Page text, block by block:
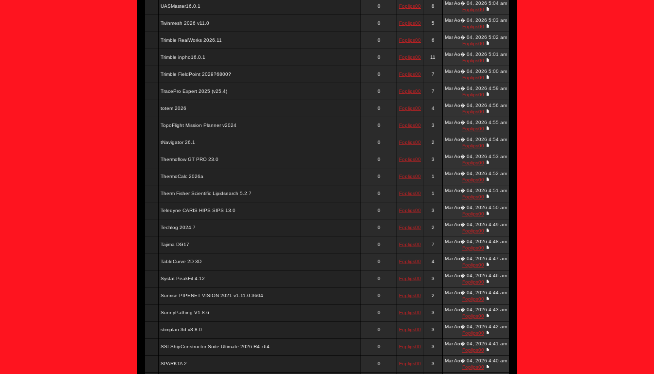
UASMaster16.0.1 0 Foplips00 8
Mar Ao� 04, 2026 5:04 am
Foplips00
Twinmesh 2026 v11.0 0 Foplips00 5
Mar Ao� 04, 2026 5:03 am
Foplips00
Trimble RealWorks 2026.11 0 Foplips00 6
Mar Ao� 04, 2026 5:02 am
Foplips00
Trimble inpho16.0.1 0 Foplips00 11
Mar Ao� 04, 2026 5:01 am
Foplips00
Trimble FieldPoint 2029?6800? 0 Foplips00 7
Mar Ao� 04, 2026 5:00 am
Foplips00
TracePro Expert 2025 (v25.4) 0 Foplips00 7
Mar Ao� 04, 2026 4:59 am
Foplips00
totem 2026 0 Foplips00 4
Mar Ao� 04, 2026 4:56 am
Foplips00
TopoFlight Mission Planner v2024 0 Foplips00 3
Mar Ao� 04, 2026 4:55 am
Foplips00
tNavigator 26.1 0 Foplips00 2
Mar Ao� 04, 2026 4:54 am
Foplips00
Thermoflow GT PRO 23.0 0 Foplips00 3
Mar Ao� 04, 2026 4:53 am
Foplips00
ThermoCalc 2026a 0 Foplips00 1
Mar Ao� 04, 2026 4:52 am
Foplips00
Therm Fisher Scientific Lipidsearch 5.2.7 0 Foplips00 1
Mar Ao� 04, 2026 4:51 am
Foplips00
Teledyne CARIS HIPS SIPS 13.0 0 Foplips00 3
Mar Ao� 04, 2026 4:50 am
Foplips00
Techlog 2024.7 0 Foplips00 2
Mar Ao� 04, 2026 4:49 am
Foplips00
Tajima DG17 0 Foplips00 7
Mar Ao� 04, 2026 4:48 am
Foplips00
TableCurve 2D 3D 0 Foplips00 4
Mar Ao� 04, 2026 4:47 am
Foplips00
Systat PeakFit 4.12 0 Foplips00 3
Mar Ao� 04, 2026 4:46 am
Foplips00
Sunrise PIPENET VISION 2021 v1.11.0.3604 0 Foplips00 2
Mar Ao� 04, 2026 4:44 am
Foplips00
SunnyPathing V1.8.6 0 Foplips00 3
Mar Ao� 04, 2026 4:43 am
Foplips00
stimplan 3d v8 8.0 0 Foplips00 3
Mar Ao� 04, 2026 4:42 am
Foplips00
SSI ShipConstructor Suite Ultimate 2026 R4 x64 0 Foplips00 3
Mar Ao� 04, 2026 4:41 am
Foplips00
SPARKTA 2 0 Foplips00 3
Mar Ao� 04, 2026 4:40 am
Foplips00